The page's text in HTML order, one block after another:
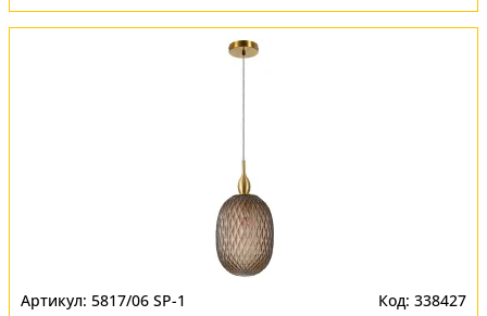
5817/06 SP-1 338427